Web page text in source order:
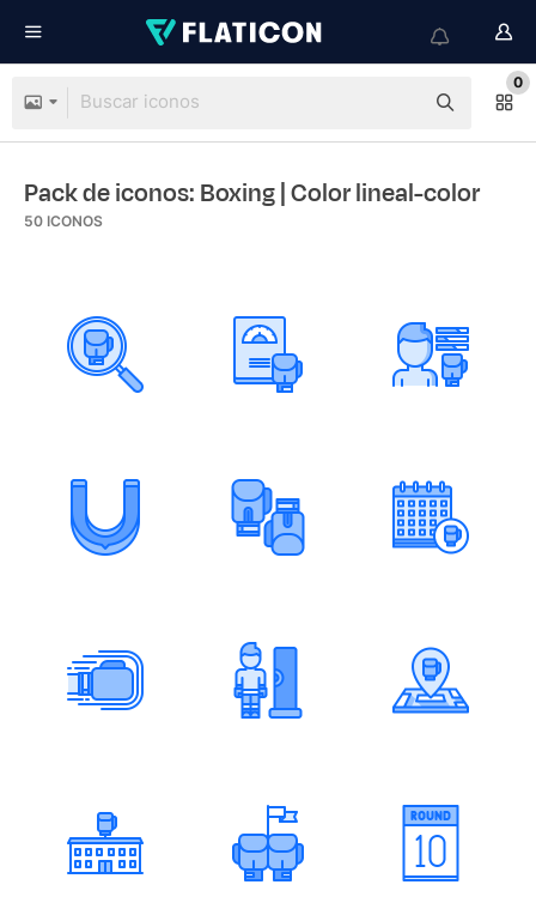
0
Pack de iconos: Boxing| Color lineal-color
50 ICONOS